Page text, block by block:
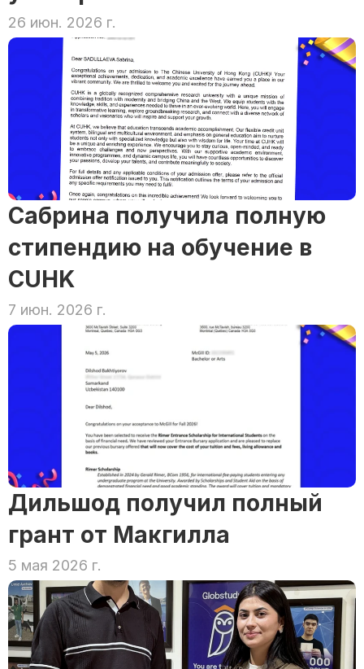
26 июн. 2026 г.
Сабрина получила полную
стипендию на обучение в
CUHK
7 июн. 2026 г.
Дильшод получил полный
грант от Макгилла
5 мая 2026 г.